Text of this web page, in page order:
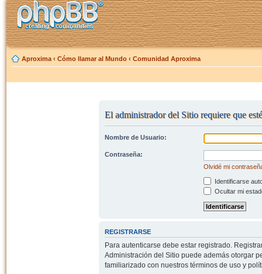
Aproxima ‹ Cómo llamar al Mundo ‹ Comunidad Aproxima
El administrador del Sitio requiere que
Nombre de Usuario:
Contraseña:
Olvidé mi
Identificarse
Ocultar mi
REGISTRARSE
Para autenticarse debe estar registrado.
Administración del Sitio puede además otorgar
familiarizado con nuestros términos de uso y